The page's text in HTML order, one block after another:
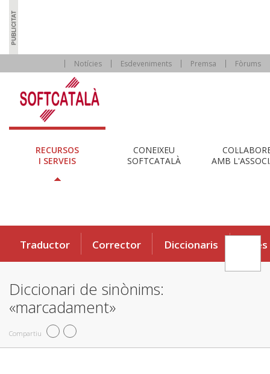
Notícies Esdeveniments Premsa Fòrums
RECURSOS
I SERVEIS
CONEIXEU
SOFTCATALÀ
AMB
Traductor Corrector Diccionaris Eines
Diccionari de sinònims:
«marcadament»
Compartiu